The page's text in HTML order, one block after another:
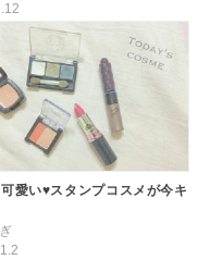
愛い♥スタンプコスメが今キ